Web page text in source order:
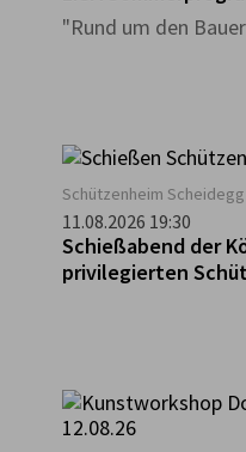
"Rund um den
Schützenheim Scheidegg
11.08.2026 19:30
Schießabend der
privilegierten